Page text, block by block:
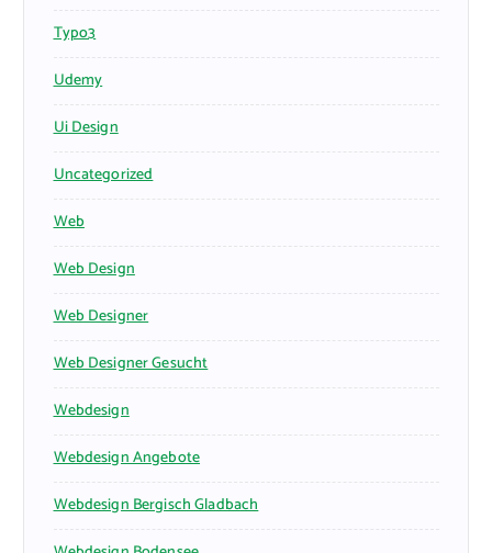
Typo3
Udemy
Ui Design
Uncategorized
Web
Web Design
Web Designer
Web Designer Gesucht
Webdesign
Webdesign Angebote
Webdesign Bergisch Gladbach